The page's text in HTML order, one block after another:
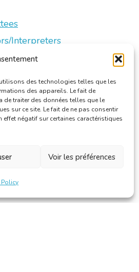
des technologies telles que les
des appareils. Le fait de
de traiter des données telles que le
sur ce site. Le fait de ne pas consentir
négatif sur certaines caractéristiques
Voir les préférences
Policy
Interpreters